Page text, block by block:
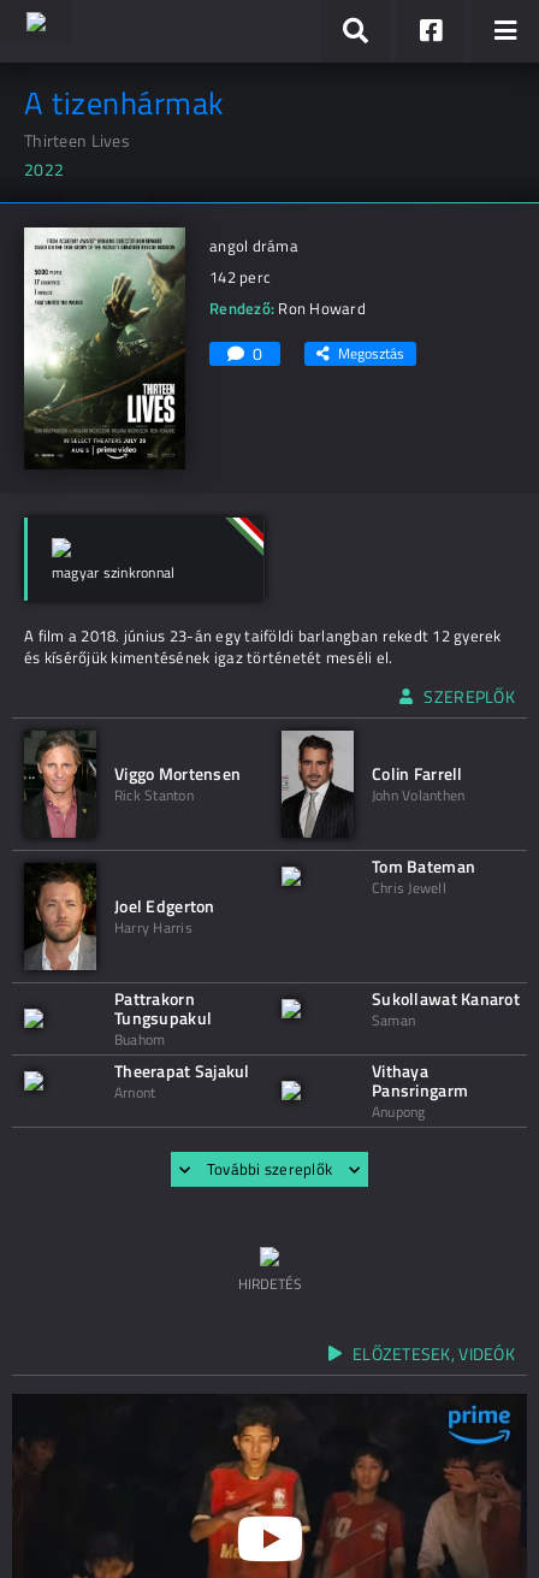
A tizenhármak
Thirteen Lives
2022
angol dráma
142 perc
Rendező: Ron Howard
0 Megosztás
magyar szinkronnal
A film a 2018. június 23-án egy taiföldi barlangban rekedt 12 gyerek
és kísérőjük kimentésének igaz történetét meséli el.
SZEREPLŐK
Viggo Mortensen
Rick Stanton
Colin Farrell
John Volanthen
Joel Edgerton
Harry Harris
Tom Bateman
Chris Jewell
Pattrakorn
Tungsupakul
Buahom
Sukollawat Kanarot
Saman
Theerapat Sajakul
Arnont
Vithaya
Pansringarm
Anupong
További szereplők
HIRDETÉS
ELŐZETESEK, VIDEÓK